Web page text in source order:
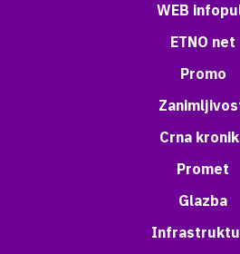
WEB
ETNO net
Promo
Crna
Promet
Glazba